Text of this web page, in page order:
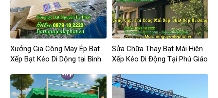
Xưởng Gia Công May Ép Bạt
Xếp Bạt Kéo Di Dộng tại Bình
Sửa Chữa Thay Bạt Mái Hiên
Xếp Kéo Di Động Tại Phú Giáo